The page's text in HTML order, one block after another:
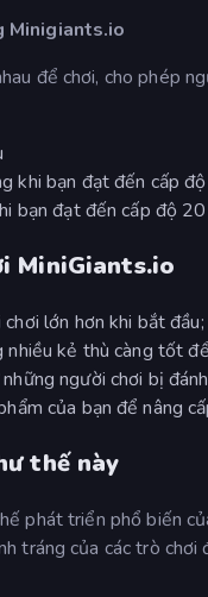
Minigiants.io
để chơi, cho phép
khi bạn đạt đến cấp
bạn đạt đến cấp độ
MiniGiants.io
chơi lớn hơn khi bắt
nhiều kẻ thù càng tốt
người chơi bị
của bạn để nâng
thế này
phát triển phổ biến
tráng của các trò